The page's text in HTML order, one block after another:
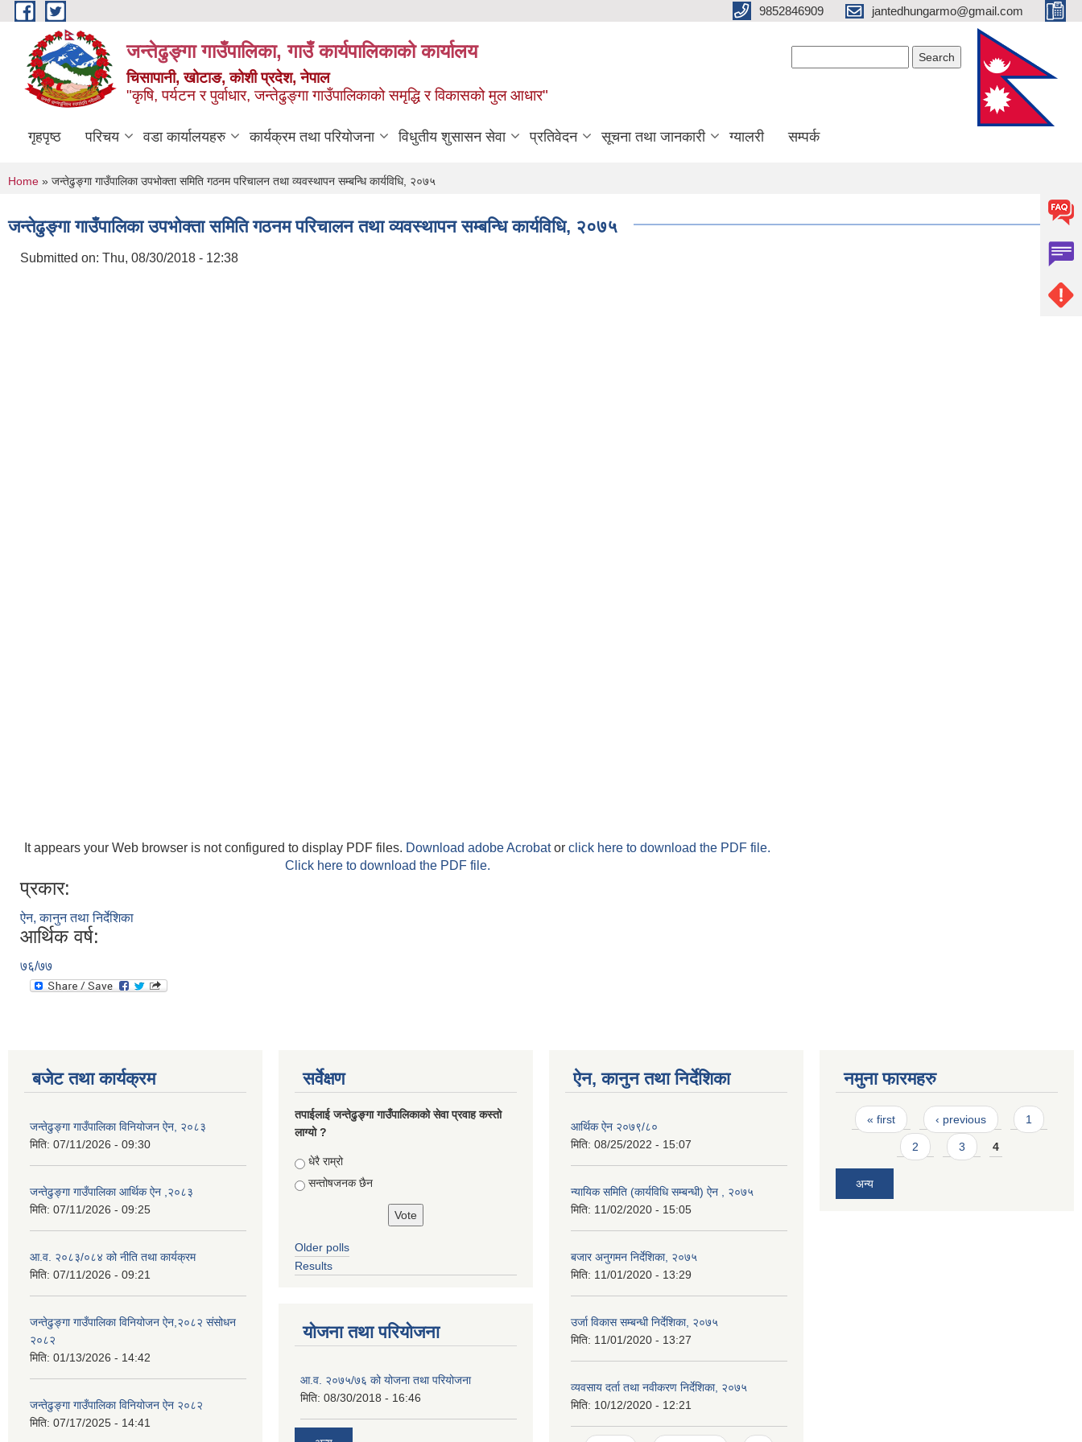
Skip to main content 9852846909 jantedhungarmo@gmail.com
जन्तेढुङ्गा गाउँपालिका, गाउँ कार्यपालिकाको कार्यालय
चिसापानी, खोटाङ, कोशी प्रदेश, नेपाल
"कृषि, पर्यटन र पुर्वाधार, जन्तेढुङ्गा गाउँपालिकाको समृद्धि र विकासको मुल आधार"
गृहपृष्ठ परिचय वडा कार्यालयहरु कार्यक्रम तथा परियोजना विधुतीय शुसासन सेवा प्रतिवेदन सूचना तथा जानकारी ग्यालरी सम्पर्क
You are here
Home » जन्तेढुङ्गा गाउँपालिका उपभोक्ता समिति गठनम परिचालन तथा व्यवस्थापन सम्बन्धि कार्यविधि, २०७५
जन्तेढुङ्गा गाउँपालिका उपभोक्ता समिति गठनम परिचालन तथा व्यवस्थापन सम्बन्धि कार्यविधि, २०७५
Submitted on: Thu, 08/30/2018 - 12:38
It appears your Web browser is not configured to display PDF files. Download adobe Acrobator click here to download the PDF file.
Click here to download the PDF file.
प्रकार:
ऐन, कानुन तथा निर्देशिका
आर्थिक वर्ष:
७६/७७
बजेट तथा कार्यक्रम
जन्तेढुङ्गा गाउँपालिका विनियोजन ऐन, २०८३
मिति: 07/11/2026 - 09:30
जन्तेढुङ्गा गाउँपालिका आर्थिक ऐन ,२०८३
मिति: 07/11/2026 - 09:25
आ.व. २०८३/०८४ को नीति तथा कार्यक्रम
मिति: 07/11/2026 - 09:21
जन्तेढुङ्गा गाउँपालिका विनियोजन ऐन,२०८२ संसोधन
२०८२
मिति: 01/13/2026 - 14:42
जन्तेढुङ्गा गाउँपालिका विनियोजन ऐन २०८२
मिति: 07/17/2025 - 14:41
सर्वेक्षण
तपाईलाई जन्तेढुङ्गा गाउँपालिकाको सेवा प्रवाह कस्तो
लाग्यो ?
Choices
धेरै राम्रो
सन्तोषजनक छैन
Older polls
Results
योजना तथा परियोजना
आ.व. २०७५/७६ को योजना तथा परियोजना
मिति: 08/30/2018 - 16:46
ऐन, कानुन तथा निर्देशिका
आर्थिक ऐन २०७९/८०
मिति: 08/25/2022 - 15:07
न्यायिक समिति (कार्यविधि सम्बन्धी) ऐन , २०७५
मिति: 11/02/2020 - 15:05
बजार अनुगमन निर्देशिका, २०७५
मिति: 11/01/2020 - 13:29
उर्जा विकास सम्बन्धी निर्देशिका, २०७५
मिति: 11/01/2020 - 13:27
व्यवसाय दर्ता तथा नवीकरण निर्देशिका, २०७५
मिति: 10/12/2020 - 12:21
नमुना फारमहरु
Pages
« first ‹ previous 1
2 3 4
अन्य